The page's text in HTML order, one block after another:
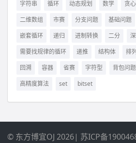
字符串 循环 动态规划 数学 贪心
二维数组
市赛 分支问题 基础问题
嵌套循环
递归 进制转换 二分
需要找规律的循环
递推 结构体 排
回溯
容器 省赛 字符型 背包问题
高精度算法
set bitset
© 东方博宜OJ 2026| 苏ICP备